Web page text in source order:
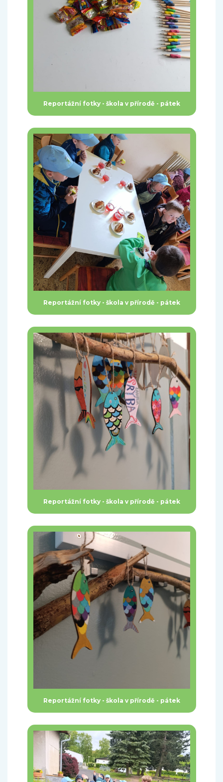
Reportážní fotky - škola v přírodě - pátek
Reportážní fotky - škola v přírodě - pátek
Reportážní fotky - škola v přírodě - pátek
Reportážní fotky - škola v přírodě - pátek